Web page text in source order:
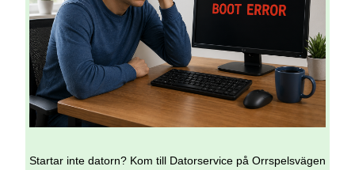
Startar inte datorn? Kom till Datorservice på Orrspelsvägen